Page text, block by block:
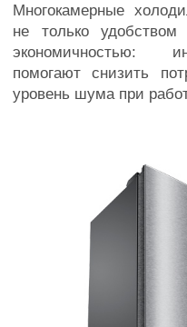
Многокамерные
не только
экономичностью:
помогают снизить
уровень шума при